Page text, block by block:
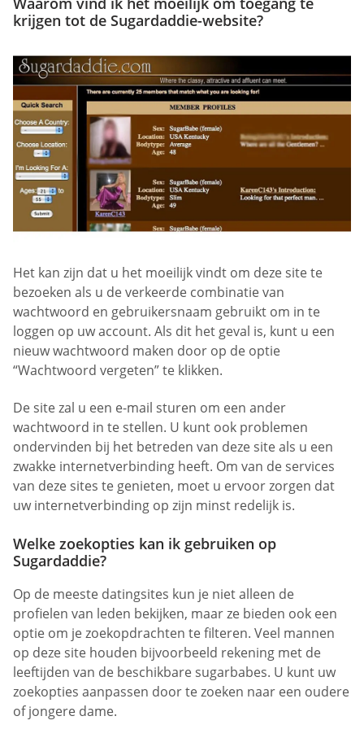
krijgen tot de Sugardaddie-website?
Het kan zijn dat u het moeilijk vindt om deze site te
bezoeken als u de verkeerde combinatie van
wachtwoord en gebruikersnaam gebruikt om in te
loggen op uw account. Als dit het geval is, kunt u een
nieuw wachtwoord maken door op de optie
“Wachtwoord vergeten” te klikken.
De site zal u een e-mail sturen om een ander
wachtwoord in te stellen. U kunt ook problemen
ondervinden bij het betreden van deze site als u een
zwakke internetverbinding heeft. Om van de services
van deze sites te genieten, moet u ervoor zorgen dat
uw internetverbinding op zijn minst redelijk is.
Welke zoekopties kan ik gebruiken op
Sugardaddie?
Op de meeste datingsites kun je niet alleen de
profielen van leden bekijken, maar ze bieden ook een
optie om je zoekopdrachten te filteren. Veel mannen
op deze site houden bijvoorbeeld rekening met de
leeftijden van de beschikbare sugarbabes. U kunt uw
zoekopties aanpassen door te zoeken naar een oudere
of jongere dame.